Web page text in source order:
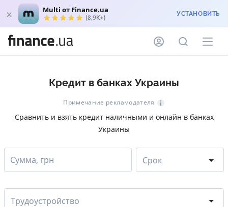
Multi от Finance.ua
(8,9K+) УСТАНОВИТЬ
Кредит в банках Украины
Примечание рекламодателя
Сравнить и взять кредит наличными и онлайн в банках
Украины
Сумма, грн Срок
Трудоустройство